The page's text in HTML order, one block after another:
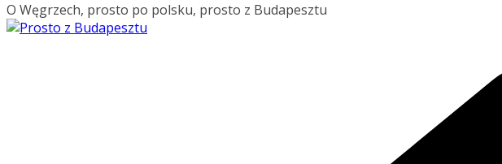
O Węgrzech, prosto po polsku, prosto z Budapesztu